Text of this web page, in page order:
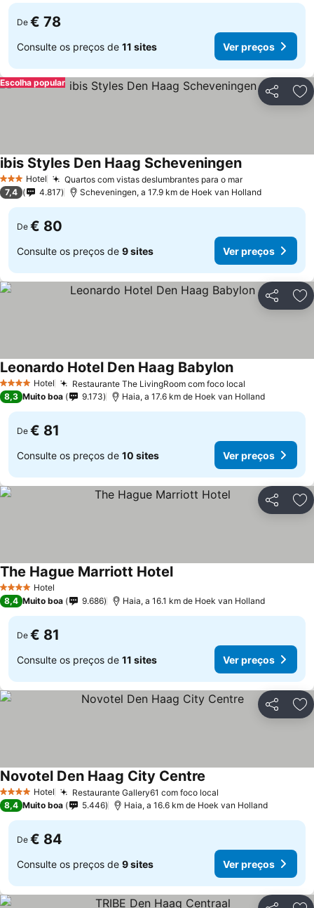
De € 78
Consulte os preços de 11 sites Ver preços
Partilhar
Escolha popular
3 EstrelasHotel Quartos com vistas deslumbrantes para o mar
ibis Styles Den Haag Scheveningen
7,4 4.817 Scheveningen, a 17.9 km de Hoek van Holland
De € 80
Consulte os preços de 9 sites Ver preços
Partilhar
4 EstrelasHotel Restaurante The LivingRoom com foco local
Leonardo Hotel Den Haag Babylon
8,3 Muito boa 9.173 Haia, a 17.6 km de Hoek van Holland
De € 81
Consulte os preços de 10 sites Ver preços
Partilhar
4 EstrelasHotel
The Hague Marriott Hotel
8,4 Muito boa 9.686 Haia, a 16.1 km de Hoek van Holland
De € 81
Consulte os preços de 11 sites Ver preços
Partilhar
4 EstrelasHotel Restaurante Gallery61 com foco local
Novotel Den Haag City Centre
8,4 Muito boa 5.446 Haia, a 16.6 km de Hoek van Holland
De € 84
Consulte os preços de 9 sites Ver preços